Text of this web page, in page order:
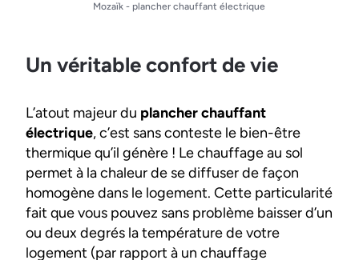
Mozaïk - plancher chauffant électrique
Un véritable confort de vie
L’atout majeur du plancher chauffant
électrique, c’est sans conteste le bien-être
thermique qu’il génère ! Le chauffage au sol
permet à la chaleur de se diffuser de façon
homogène dans le logement. Cette particularité
fait que vous pouvez sans problème baisser d’un
ou deux degrés la température de votre
logement (par rapport à un chauffage